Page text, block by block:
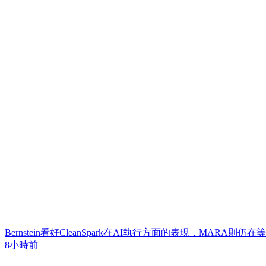
Bernstein看好CleanSpark在AI執行方面的表現，MARA則仍在
8小時前